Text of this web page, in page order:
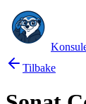
Tilbake